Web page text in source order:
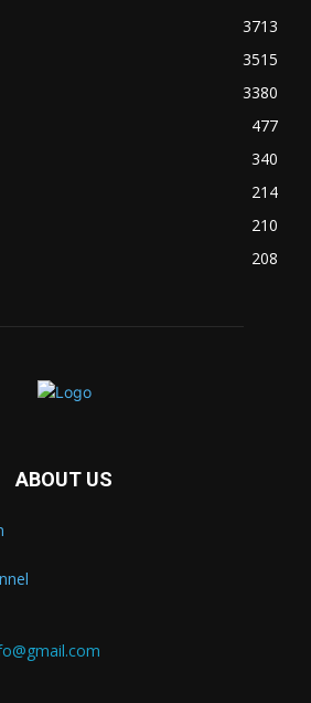
3713
3515
3380
477
340
214
210
208
ABOUT US